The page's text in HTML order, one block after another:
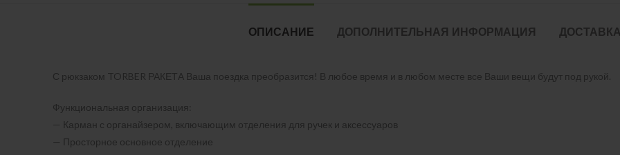
ОПИСАНИЕ ДОПОЛНИТЕЛЬНАЯ ИНФОРМАЦИЯ
С рюкзаком TORBER РАКЕТА Ваша поездка преобразится! В любое время и в любом месте все Ваши вещи будут под рукой.
Функциональная организация:
— Карман с органайзером, включающим отделения для ручек и аксессуаров
— Просторное основное отделение